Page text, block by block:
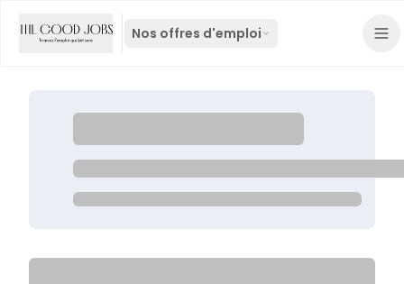
Nos offres d'emploi